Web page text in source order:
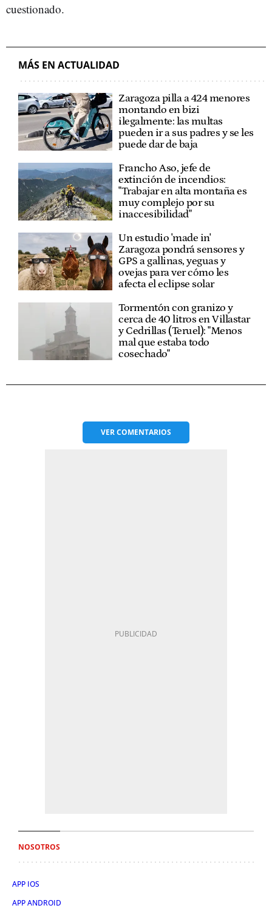
cuestionado.
MÁS EN ACTUALIDAD
Zaragoza pilla a 424 menores
montando en bizi
ilegalmente: las multas
pueden ir a sus padres y se les
puede dar de baja
Francho Aso, jefe de
extinción de incendios:
"Trabajar en alta montaña es
muy complejo por su
inaccesibilidad"
Un estudio 'made in'
Zaragoza pondrá sensores y
GPS a gallinas, yeguas y
ovejas para ver cómo les
afecta el eclipse solar
Tormentón con granizo y
cerca de 40 litros en Villastar
y Cedrillas (Teruel): "Menos
mal que estaba todo
cosechado"
VERCOMENTARIOS
NOSOTROS
APP IOS
APP ANDROID